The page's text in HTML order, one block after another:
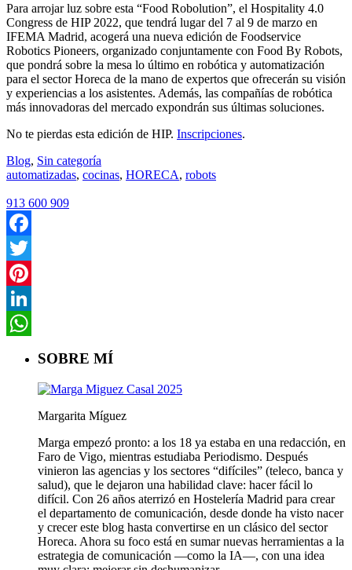
Para arrojar luz sobre esta “Food Robolution”, el Hospitality 4.0
Congress de HIP 2022, que tendrá lugar del 7 al 9 de marzo en
IFEMA Madrid, acogerá una nueva edición de Foodservice
Robotics Pioneers, organizado conjuntamente con Food By Robots,
que pondrá sobre la mesa lo último en robótica y automatización
para el sector Horeca de la mano de expertos que ofrecerán su visión
y experiencias a los asistentes. Además, las compañías de robótica
más innovadoras del mercado expondrán sus últimas soluciones.
No te pierdas esta edición de HIP. Inscripciones.
Blog, Sin categoría
automatizadas, cocinas, HORECA, robots
913 600 909
Facebook
Twitter
Pinterest
LinkedIn
SOBRE MÍ
Margarita Míguez
Marga empezó pronto: a los 18 ya estaba en una redacción, en
Faro de Vigo, mientras estudiaba Periodismo. Después
vinieron las agencias y los sectores “difíciles” (teleco, banca y
salud), que le dejaron una habilidad clave: hacer fácil lo
difícil. Con 26 años aterrizó en Hostelería Madrid para crear
el departamento de comunicación, desde donde ha visto nacer
y crecer este blog hasta convertirse en un clásico del sector
Horeca. Ahora su foco está en sumar nuevas herramientas a la
estrategia de comunicación —como la IA—, con una idea